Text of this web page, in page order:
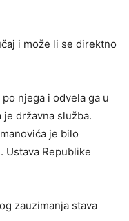
i može li se direktno
njega i odvela ga u
državna služba.
je bilo
Ustava Republike
zauzimanja stava